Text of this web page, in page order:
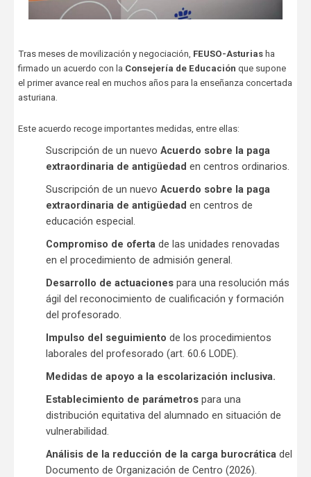
Tras meses de movilización y negociación, FEUSO-Asturiasha
firmado un acuerdo con la Consejería de Educación que supone
el primer avance real en muchos años para la enseñanza concertada
asturiana.
Este acuerdo recoge importantes medidas, entre ellas:
Suscripción de un nuevo Acuerdo sobre la paga
extraordinaria de antigüedad en centros ordinarios.
Suscripción de un nuevo Acuerdo sobre la paga
extraordinaria de antigüedad en centros de
educación especial.
Compromiso de ofertade las unidades renovadas
en el procedimiento de admisión general.
Desarrollo de actuacionespara una resolución más
ágil del reconocimiento de cualificación y formación
del profesorado.
Impulso del seguimiento de los procedimientos
laborales del profesorado (art. 60.6 LODE).
Medidas de apoyo a la escolarización inclusiva.
Establecimiento de parámetrospara una
distribución equitativa del alumnado en situación de
vulnerabilidad.
Análisis de la reducción de la carga burocráticadel
Documento de Organización de Centro (2026).